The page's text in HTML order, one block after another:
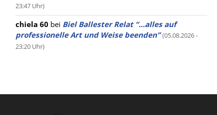
23:47 Uhr)
chiela 60 bei Biel Ballester Relat “…alles auf
professionelle Art und Weise beenden” (05.08.2026 -
23:20 Uhr)